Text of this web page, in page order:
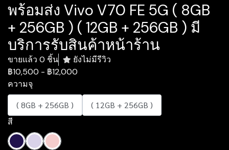
พร้อมส่ง Vivo V70 FE 5G ( 8GB
+ 256GB ) ( 12GB + 256GB ) มี
บริการรับสินค้าหน้าร้าน
ขายแล้ว 0 ชิ้น
ยังไม่มีรีวิว
฿10,500 - ฿12,000
ความจุ
( 8GB + 256GB )
( 12GB + 256GB )
สี